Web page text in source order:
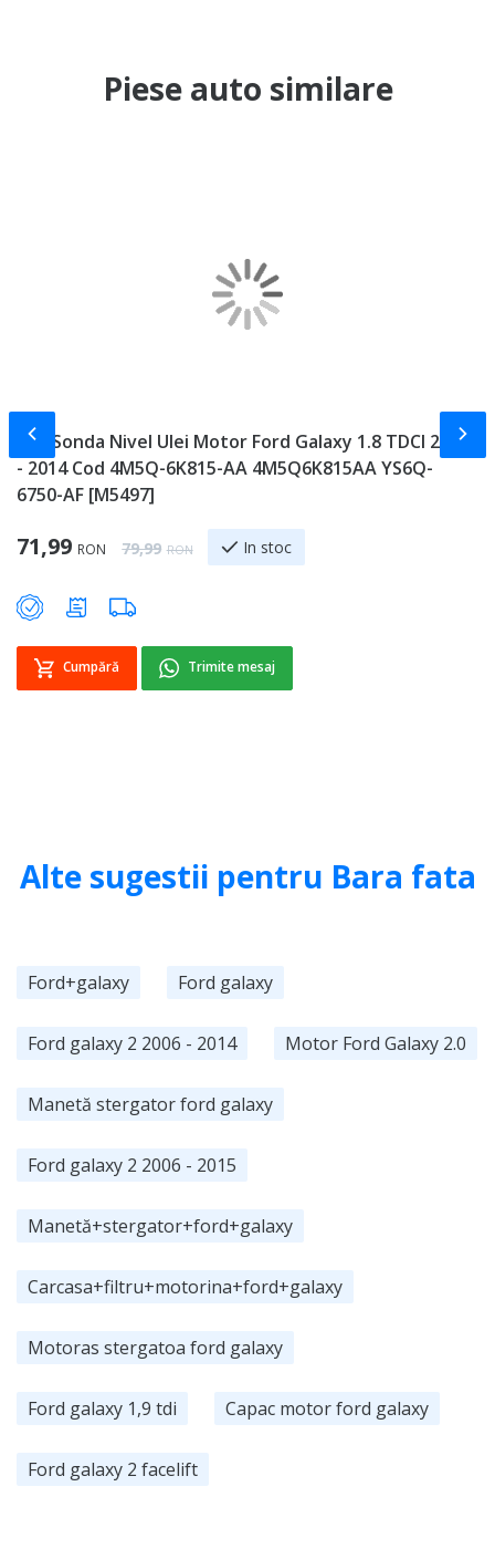
Piese auto similare
Joja Sonda Nivel Ulei Motor Ford Galaxy 1.8 TDCI 2006
- 2014 Cod 4M5Q-6K815-AA 4M5Q6K815AA YS6Q-
6750-AF [M5497]
Special Price
71,99 RON Regular Price
79,99 RON In stoc
Cumpără Trimite mesaj
Slide-ul anterior
Alte sugestii pentru Bara fata
Ford+galaxy Ford galaxy
Ford galaxy 2 2006 - 2014 Motor Ford Galaxy 2.0
Manetă stergator ford galaxy
Ford galaxy 2 2006 - 2015
Manetă+stergator+ford+galaxy
Carcasa+filtru+motorina+ford+galaxy
Motoras stergatoa ford galaxy
Ford galaxy 1,9 tdi Capac motor ford galaxy
Ford galaxy 2 facelift